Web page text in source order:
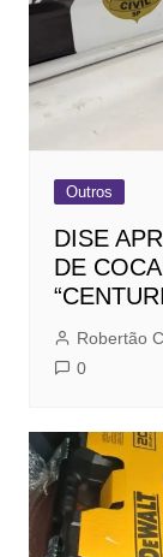
Outros
DISE
DE
Robertão
0